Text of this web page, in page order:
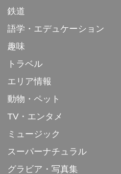
鉄道
語学・エデュケーション
趣味
トラベル
エリア情報
動物・ペット
TV・エンタメ
ミュージック
スーパーナチュラル
グラビア・写真集